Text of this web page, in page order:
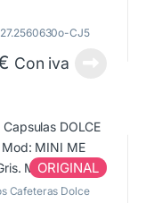
CJ5
Con iva
ORIGINAL
Cafeteras Dolce